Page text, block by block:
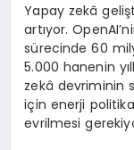
Yapay zekâ
artıyor.
sürecinde 60
5.000 hanenin
zekâ devriminin
için enerji
evrilmesi